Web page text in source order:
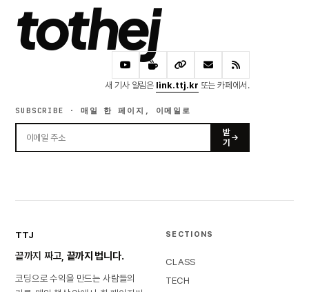
tothej
새 기사 알림은 link.ttj.kr 또는 카페에서.
SUBSCRIBE · 매일 한 페이지, 이메일로
받
기
TTJ
끝까지 짜고, 끝까지 법니다.
코딩으로 수익을 만드는 사람들의
SECTIONS
CLASS
TECH